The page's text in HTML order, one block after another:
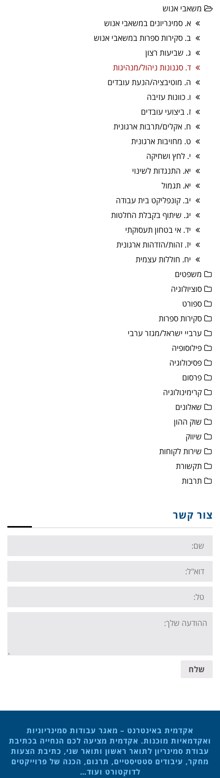
משאבי אנוש
א. סמינריונים במשאבי אנוש
ב. סקירות ספרות במשאבי אנוש
ג. שביעות רצון
ד. סגנונות ניהול/מנהיגות
ה. מוטיבציה/הנעת עובדים
ו. כוונות עזיבה
ז. ביצועי עובדים
ח. אקלים/תרבות ארגונית
ט. מחויבות ארגונית
י. לחץ ושחיקה
יא. התנגדות לשינוי
יא. תגמול
יב. קונפליקט בית עבודה
יג. שיתוף בקבלת החלטות
יד. אי בטחון תעסוקתי
יז. זהות/הזדהות ארגונית
יח. חוללות עצמית
משפטים
סוציולוגיה
ספורט
סקירות ספרות
ערביי ישראל/מגזר ערבי
פילוסופיה
פסיכולוגיה
פרסום
קרימינולוגיה
שאלונים
שוק ההון
שיווק
שירות לקוחות
תקשורת
תרבות
צור קשר
Name:
Email:
Tel:
Your
message:
שלח
אקדמית באינטרנט – מאגר עבודות סמינריוניות
ואקדמאיות מוכנות. אקדמית מציעה לכם הנחייה בכתיבת
עבודת סמינריון לתואר ראשון ותואר שני, כתיבת הצעות
מחקר, עיבודים סטטיסטיים, תרגום, הכנה של פרוייקטים
לדוקטורט ועוד…